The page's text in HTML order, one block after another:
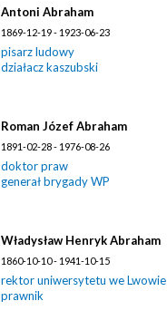
Antoni Abraham
1869-12-19 - 1923-06-23
pisarz ludowy
działacz kaszubski
Roman Józef Abraham
1891-02-28 - 1976-08-26
doktor praw
generał brygady WP
Władysław Henryk Abraham
1860-10-10 - 1941-10-15
rektor uniwersytetu we Lwowie
prawnik